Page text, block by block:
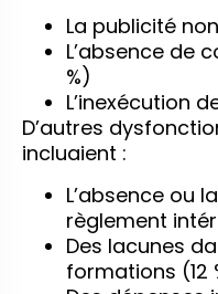
La publicité
L’absence de
%)
L’inexécution
D’autres
incluaient :
L’absence ou
règlement
Des lacunes
formations (12